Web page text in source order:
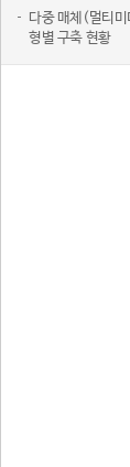
다중 매체(멀티
형별 구축 현황